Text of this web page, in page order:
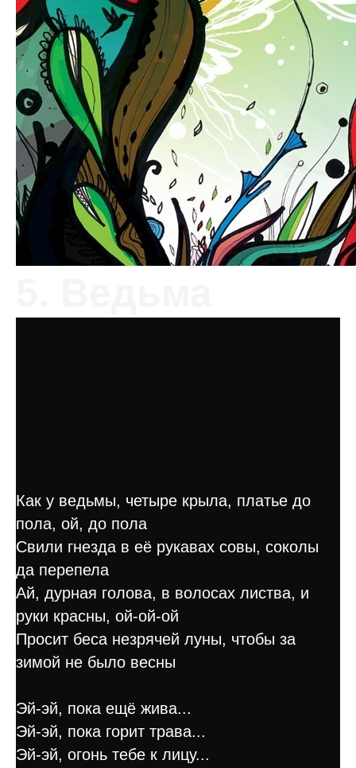
Как у ведьмы, четыре крыла, платье до
пола, ой, до пола
Свили гнезда в её рукавах совы, соколы
да перепела
Ай, дурная голова, в волосах листва, и
руки красны, ой-ой-ой
Просит беса незрячей луны, чтобы за
зимой не было весны
Эй-эй, пока ещё жива...
Эй-эй, пока горит трава...
Эй-эй, огонь тебе к лицу...